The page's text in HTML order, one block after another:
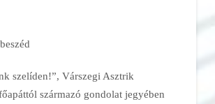
szelíden!”, Várszegi Asztrik
származó gondolat jegyében